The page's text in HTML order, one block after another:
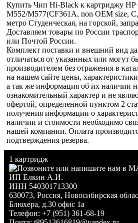
Купить Чип Hi-Black к картриджу HP
M552/M577(CF361A, non OEM size,
метро Студенческая, на горской,
Доставляем товары по России
или Почтой России.
Комплект поставки и внешний вид
отличаться от указанных или могут
производителем без отражения в
на нашем сайте цены,
а так же информация об их наличии
ознакомительный характер и не
офертой, определенной пунктом 2
получения информации о
наличии и стоимости необходимо
нашей компании. Оплата
подтверждения резерва.
1 картридж
ИП Елкин А.И.
ИНН 540301713300
630073, Россия, Новосибирская
Блюхера, д.30 офис 1а
Телефон: +7 (951) 361-68-19